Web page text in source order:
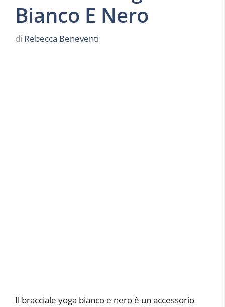
Bianco E Nero
di Rebecca Beneventi
Il bracciale yoga bianco e nero è un accessorio